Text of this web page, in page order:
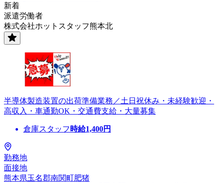
新着
派遣労働者
株式会社ホットスタッフ熊本北
半導体製造装置の出荷準備業務／土日祝休み・未経験歓迎・
高収入・車通勤OK・交通費支給・大量募集
倉庫スタッフ 時給1,400円
勤務地
面接地
熊本県玉名郡南関町肥猪